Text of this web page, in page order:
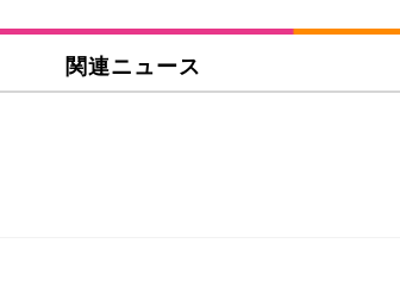
関連ニュース